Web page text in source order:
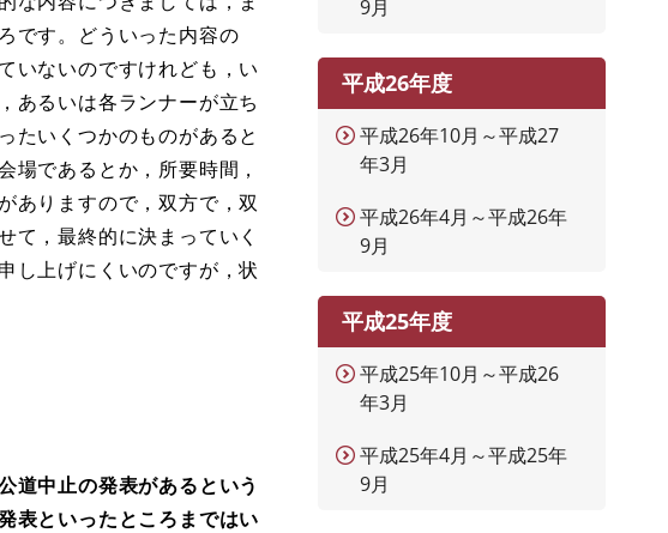
です。どういった内容の
いないのですけれども，い
あるいは各ランナーが立ち
たいくつかのものがあると
場であるとか，所要時間，
ありますので，双方で，双
て，最終的に決まっていく
し上げにくいのですが，状
道中止の発表があるという
表といったところまではい
9月
平成26年度
平成26年10月～平成27
年3月
平成26年4月～平成26年
9月
平成25年度
平成25年10月～平成26
年3月
平成25年4月～平成25年
9月